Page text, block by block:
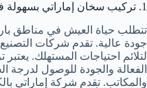
1. تركيب سخان إماراتي بسهولة في الكويت
تتطلب حياة العيش في مناطق
جودة عالية. تقدم شركات التصنيع
لتلائم احتياجات المستهلك.
الفعالة والجودة للوصول لدرجة